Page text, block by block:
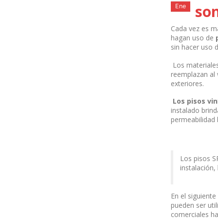
Ene
Cada vez es
hagan uso de
sin hacer uso
Los
reemplazan al
exteriores.
Los pisos
instalado
permeabilidad
Los pisos
En el
pueden ser
comerciales